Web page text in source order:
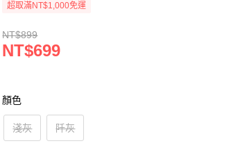
超取滿NT$1,000免運
NT$899
NT$699
顏色
淺灰 阡灰